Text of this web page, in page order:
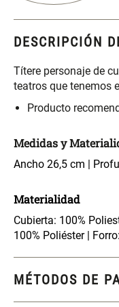
DESCRIPCIÓN
Títere personaje de
teatros que tenemos
Producto
Medidas y
Ancho 26,5 cm |
Materialidad
Cubierta: 100%
100% Poliéster |
MÉTODOS DE
S/ 349.00S/ 261.00
Set Sábanas Algodón
S/ 169.00
con Forro
Comoda Bambú con
x 33 x 80 cm
S/ 319.00S/ 254.90
Plumón Pluma